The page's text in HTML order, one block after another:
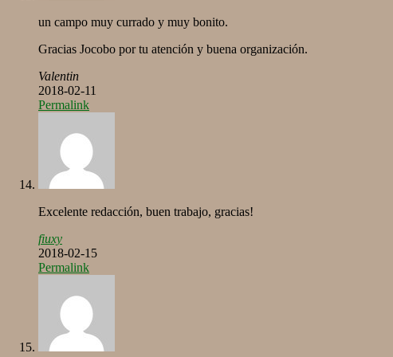
un campo muy currado y muy bonito.
Gracias Jocobo por tu atención y buena organización.
Valentin
2018-02-11
Permalink
Excelente redacción, buen trabajo, gracias!
fiuxy
2018-02-15
Permalink